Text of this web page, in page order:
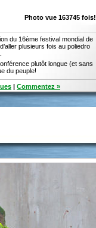
Photo vue 163745 fois!
du 16ème festival mondial de
plusieurs fois au poliedro
plutôt longue (et sans
du peuple!
| Commentez »